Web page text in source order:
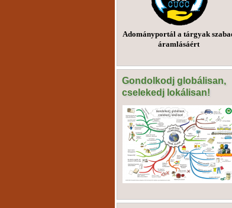
Adományportál a tárgyak
áramlásáért
Gondolkodj globálisan,
cselekedj lokálisan!